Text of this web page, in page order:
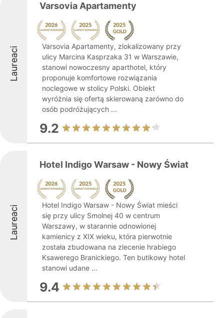
Laureaci
Varsovia Apartamenty
Varsovia Apartamenty, zlokalizowany przy
ulicy Marcina Kasprzaka 31 w Warszawie,
stanowi nowoczesny aparthotel, który
proponuje komfortowe rozwiązania
noclegowe w stolicy Polski. Obiekt
wyróżnia się ofertą skierowaną zarówno do
osób podróżujących ...
9.2
Laureaci
Hotel Indigo Warsaw - Nowy Świat
Hotel Indigo Warsaw - Nowy Świat mieści
się przy ulicy Smolnej 40 w centrum
Warszawy, w starannie odnowionej
kamienicy z XIX wieku, która pierwotnie
została zbudowana na zlecenie hrabiego
Ksawerego Branickiego. Ten butikowy hotel
stanowi udane ...
9.4